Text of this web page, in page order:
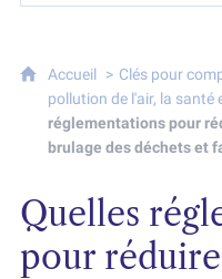
Accueil Clés pour
pollution de l'air, la santé
réglementations pour
brulage des déchets et
Quelles
pour